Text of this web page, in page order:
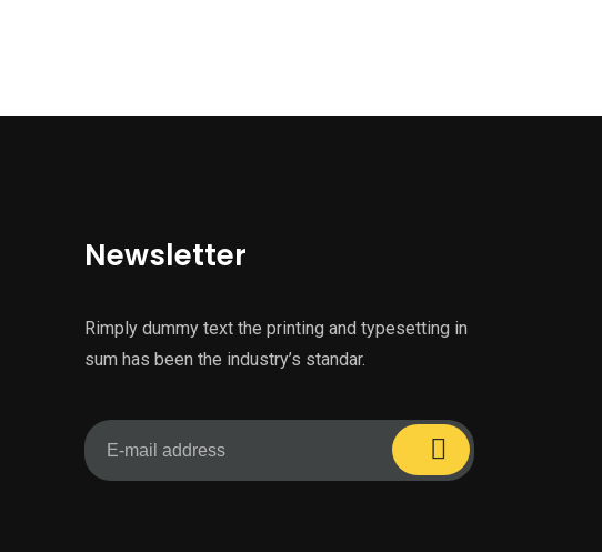
Newsletter
Rimply dummy text the printing and typesetting in
sum has been the industry’s standar.